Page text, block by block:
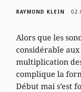
RAYMOND KLEIN
Alors que les
considérable
multiplication
complique la
Début mai s’est